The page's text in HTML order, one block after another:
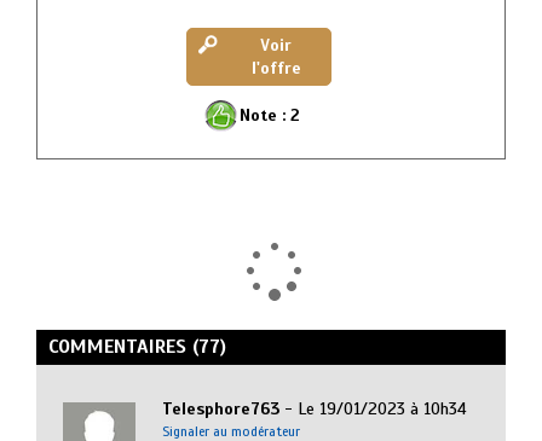
Voir
l'offre
Note : 2
COMMENTAIRES (77)
Telesphore763 - Le 19/01/2023 à 10h34
Signaler au modérateur